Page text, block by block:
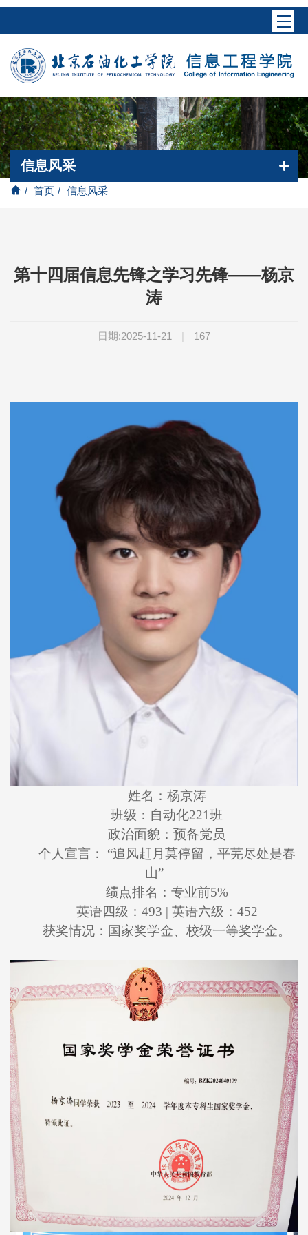
/ 首页 / 信息风采
信息风采
第十四届信息先锋之学习先锋——杨京
涛
日期:2025-11-21 | 167
姓名：杨京涛
班级：自动化221班
政治面貌：预备党员
个人宣言： “追风赶月莫停留，平芜尽处是春
山”
绩点排名：专业前5%
英语四级：493 | 英语六级：452
获奖情况：国家奖学金、校级一等奖学金。